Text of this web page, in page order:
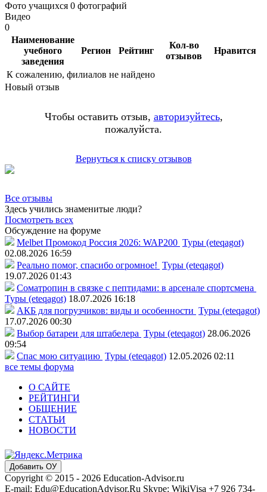
Фото учащихся 0 фотографий
Видео
0
Наименование
учебного
заведения
Регион Рейтинг
Кол-во
отзывов
Нравится
К сожалению, филиалов не найдено
Новый отзыв
Чтобы оставить отзыв, авторизуйтесь,
пожалуйста.
Вернуться к списку отзывов
Все отзывы
Здесь учились знаменитые люди?
Посмотреть всех
Обсуждение на форуме
Melbet Промокод Россия 2026: WAP200 Туры (eteqagot)
02.08.2026 16:59
Реально помог, спасибо огромное! Туры (eteqagot)
19.07.2026 01:43
Соматропин в связке с пептидами: в арсенале спортсмена
Туры (eteqagot) 18.07.2026 16:18
АКБ для погрузчиков: виды и особенности Туры (eteqagot)
17.07.2026 00:30
Выбор батареи для штабелера Туры (eteqagot) 28.06.2026
09:54
Спас мою ситуацию Туры (eteqagot) 12.05.2026 02:11
все темы форума
О САЙТЕ
РЕЙТИНГИ
ОБЩЕНИЕ
СТАТЬИ
НОВОСТИ
Добавить ОУ
Copyright © 2015 - 2026 Education-Advisor.ru
E-mail: Edu@EducationAdvisor.Ru Skype: WikiVisa +7 926 734-